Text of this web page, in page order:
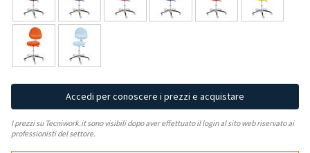
Accedi per conoscere i prezzi e acquistare
I prezzi su Tecniwork.it sono visibili dopo aver effettuato il login al sito web riservato ai
professionisti del settore.